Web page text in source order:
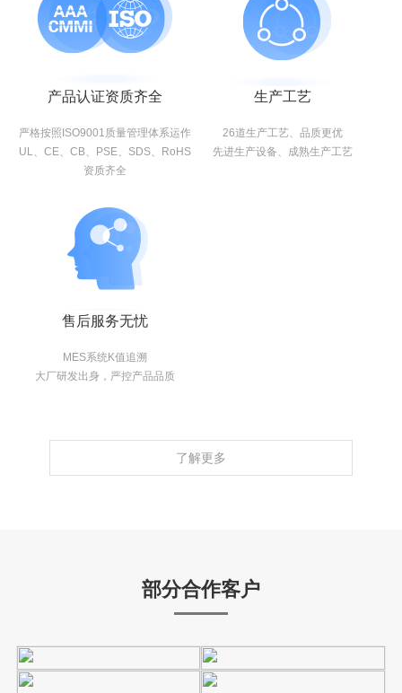
产品认证资质齐全
严格按照ISO9001质量管理体系运作
UL、CE、CB、PSE、SDS、RoHS
资质齐全
生产工艺
26道生产工艺、品质更优
先进生产设备、成熟生产工艺
售后服务无忧
MES系统K值追溯
大厂研发出身，严控产品品质
了解更多
部分合作客户